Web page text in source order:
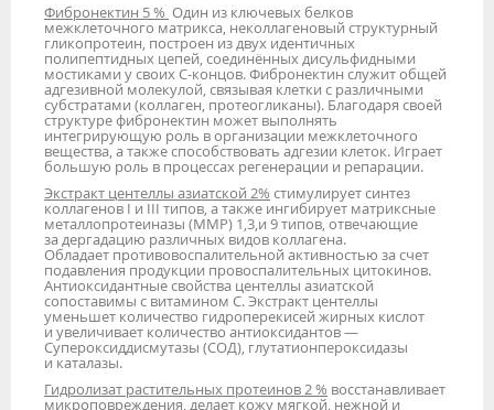
Фибронектин 5 % Один из ключевых белков
межклеточного матрикса, неколлагеновый структурный
гликопротеин, построен из двух идентичных
полипептидных цепей, соединённых дисульфидными
мостиками у своих С-концов. Фибронектин служит общей
адгезивной молекулой, связывая клетки с различными
субстратами (коллаген, протеогликаны). Благодаря своей
структуре фибронектин может выполнять
интегрирующую роль в организации межклеточного
вещества, а также способствовать адгезии клеток. Играет
большую роль в процессах регенерации и репарации.
Экстракт центеллы азиатской 2% стимулирует синтез
коллагенов I и III типов, а также ингибирует матриксные
металлопротеиназы (ММР) 1,3,и 9 типов, отвечающие
за дергадацию различных видов коллагена.
Обладает противовоспалительной активностью за счет
подавления продукции провоспалительных цитокинов.
Антиоксидантные свойства центеллы азиатской
сопоставимы с витамином С. Экстракт центеллы
уменьшет количество гидроперекисей жирных кислот
и увеличивает количество антиоксидантов —
Супероксиддисмутазы (СОД), глутатионпероксидазы
и каталазы.
Гидролизат растительных протеинов 2 % восстанавливает
микроповреждения, делает кожу мягкой, нежной и